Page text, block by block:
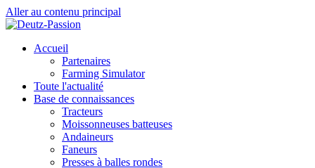
Aller au contenu principal
Accueil
Partenaires
Farming Simulator
Toute l'actualité
Base de connaissances
Tracteurs
Moissonneuses batteuses
Andaineurs
Faneurs
Presses à balles rondes